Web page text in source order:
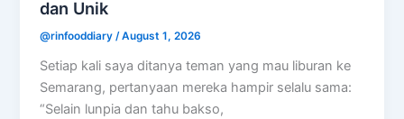
dan Unik
@rinfooddiary/August 1, 2026
Setiap kali saya ditanya teman yang mau liburan ke
Semarang, pertanyaan mereka hampir selalu sama:
“Selain lunpia dan tahu bakso,